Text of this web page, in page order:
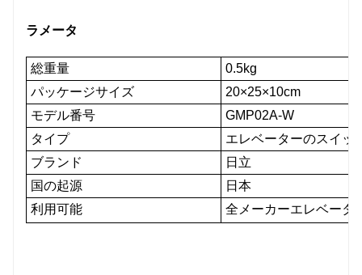
ラメータ
総重量
0.5kg
パッケージサイズ
20×25×10cm
モデル番号
GMP02A-W
タイプ
エレベーターのスイッ
ブランド
日立
国の起源
日本
利用可能
全メーカーエレベータ